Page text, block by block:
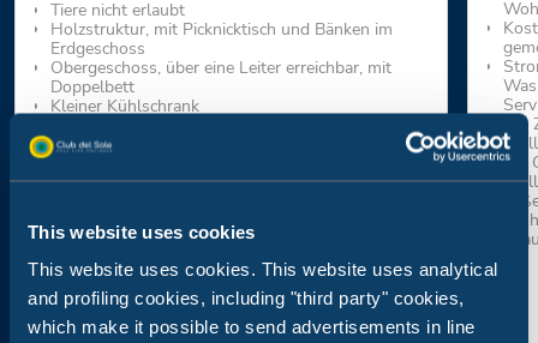
This website uses cookies
This website uses cookies. This website uses analytical
and profiling cookies, including "third party" cookies,
which make it possible to send advertisements in line
Tiere nicht erlaubt
Holzstruktur, mit Picknicktisch und Bänken im
Erdgeschoss
Obergeschoss, über eine Leiter erreichbar, mit
Doppelbett
Kleiner Kühlschrank
Maximale Kapazität bis zu 2 Erwachsene.
der